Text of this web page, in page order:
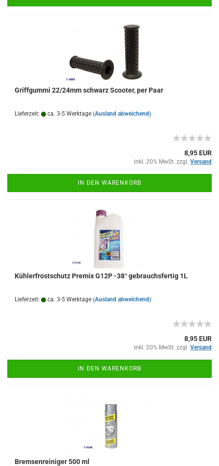
Griffgummi 22/24mm schwarz Scooter, per Paar
Lieferzeit: ca. 3-5 Werktage (Ausland abweichend)
8,95 EUR
inkl. 20% MwSt. zzgl. Versand
IN DEN WARENKORB
Kühlerfrostschutz Premix G12P -38° gebrauchsfertig 1L
Lieferzeit: ca. 3-5 Werktage (Ausland abweichend)
8,95 EUR
inkl. 20% MwSt. zzgl. Versand
IN DEN WARENKORB
Bremsenreiniger 500 ml